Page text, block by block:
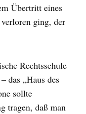
Übertritt eines
ging, der
Rechtsschule
das „Haus des
sollte
tragen, daß man